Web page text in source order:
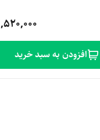
افزودن به سبد خرید